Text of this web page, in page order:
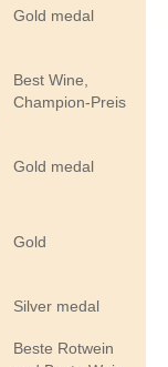
Gold medal
Best Wine,
Champion-Preis
Gold medal
Gold
Silver medal
Beste Rotwein